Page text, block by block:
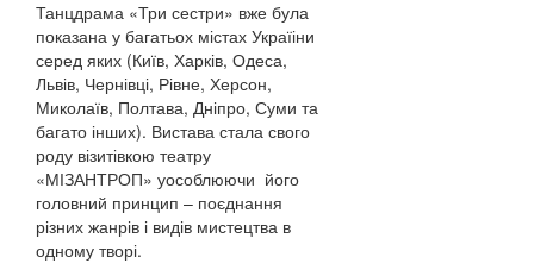
Танцдрама «Три сестри» вже була
показана у багатьох містах Україіни
серед яких (Київ, Харків, Одеса,
Львів, Чернівці, Рівне, Херсон,
Миколаїв, Полтава, Дніпро, Суми та
багато інших). Вистава стала свого
роду візитівкою театру
«МІЗАНТРОП» уособлюючи його
головний принцип – поєднання
різних жанрів і видів мистецтва в
одному творі.